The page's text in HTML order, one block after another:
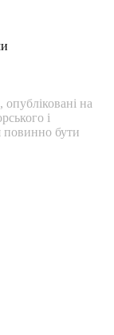
опубліковані на
і
повинно бути